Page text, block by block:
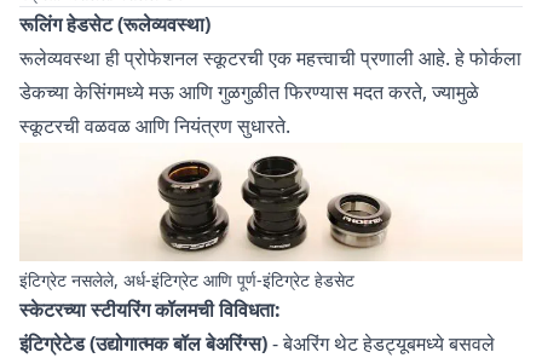
रूलिंग हेडसेट (रूलेव्यवस्था)
रूलेव्यवस्था ही प्रोफेशनल स्कूटरची एक महत्त्वाची प्रणाली आहे. हे फोर्कला
डेकच्या केसिंगमध्ये मऊ आणि गुळगुळीत फिरण्यास मदत करते, ज्यामुळे
स्कूटरची वळवळ आणि नियंत्रण सुधारते.
इंटिग्रेट नसलेले, अर्ध-इंटिग्रेट आणि पूर्ण-इंटिग्रेट हेडसेट
स्केटरच्या स्टीयरिंग कॉलमची विविधता:
इंटिग्रेटेड (उद्योगात्मक बॉल बेअरिंग्स)- बेअरिंग थेट हेडट्यूबमध्ये बसवले